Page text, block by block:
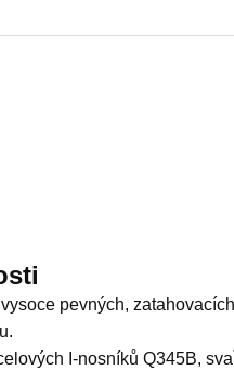
pevných,
I-nosníků Q345B,